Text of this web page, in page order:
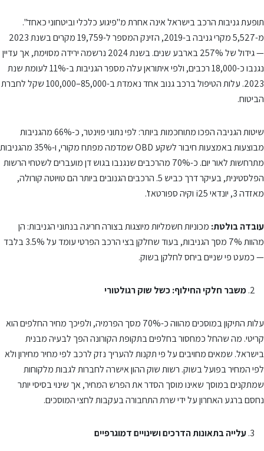
תופעת גניבות הרכב בישראל אינה אחרת מ"פיגוע כלכלי וביטחוני כאחד".
מ-5,527 מקרי גניבה ב-2019, הזינק המספר ל-19,759 מקרים בשנת 2023
— גידול של 257% בארבע שנים. בשנת 2024 נרשמה ירידה מסוימת, אך עדיין
נגנבו כ-18,000 רכבים, ולפי איתוראן עלה מספר הגניבות ב-11% לעומת שנת
2023. עלות הטיפול ברכב גנוב אחד נאמדת ב-85,000–100,000 שקל לחברת
הביטוח.
שיטות הגניבה הפכו מתוחכמות ביותר: לפי נתוני פוינטר, כ-66% מהגניבות
מבוצעות באמצעות חיבור לשקע OBD שמדמה מפתח מקורי, ו-35% מהגניבות
מתרחשות לאור יום. כ-70% מהרכבים שנגנבו בגוש דן מועברים לשטחי הרשות
הפלסטינית, בעיקר דרך כביש 5. הרכבים הגנובים ביותר הם טויוטה קורולה,
מאזדה 3, יונדאי i25 וקיה ספורטאז'.
עובדה בולטת: מכוניות חשמליות מיוצגות בצורה חריגה בנתוני הגניבות: הן
מהוות 7% מסך הגניבות, בעוד שחלקן בצי הרכב הפרטי עומד על 3.5% בלבד
— כמעט פי שניים ביחס לחלקן בשוק.
משבר חלקי החילוף: כשל שוק רגולטורי
עלות התיקון במוסכים מהווה כ-70% מסך הפרמיה, ולפיכך מחיר החלפים הוא
קריטי. מה שהחל כמחסור בחלפים בתקופת הקורונה הפך לבעיה מבנית
בישראל. שמאים מחויבים על פי תקנות להעריך נזק לרכב לפי מחיר מחירון ולא
לפי המחיר בפועל בשוק. רשות שוק ההון אישרה לחברות לגבות מלקוחות
שמתקנים במוסך שאינו מוסך הסדר את הפרש המחיר, אך שינוי בסיסי יותר
נחסם ברגע האחרון על ידי שרת התחבורה בעקבות לחצי המוסכים.
עלייה בתאונות הדרכים ושינויים דמוגרפיים